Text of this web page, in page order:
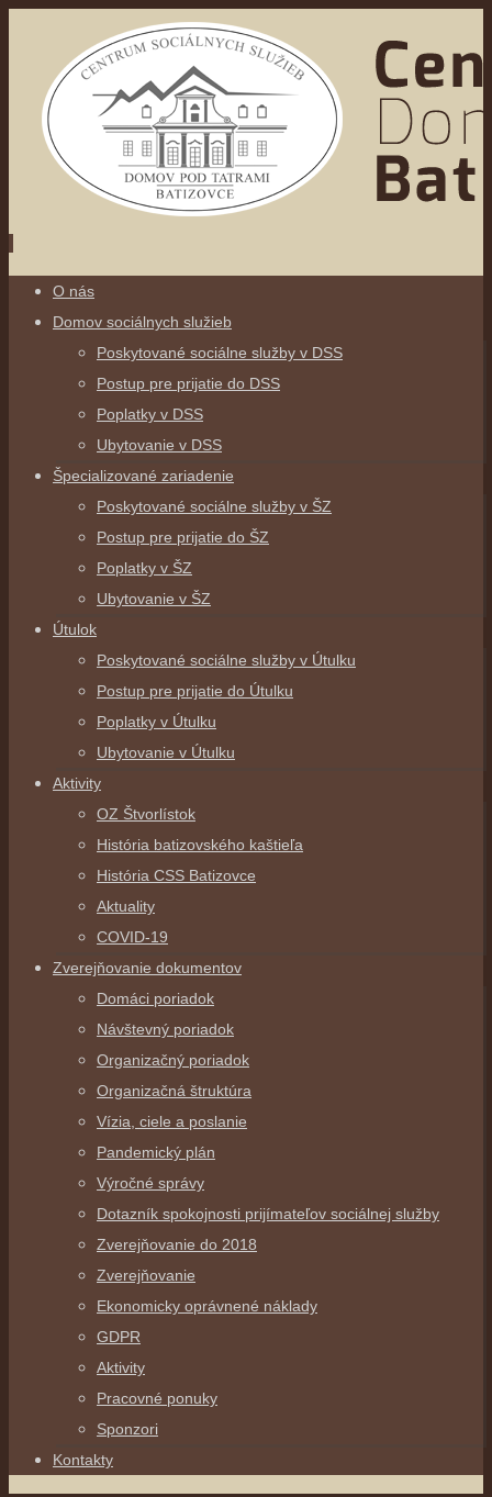
Skip
O nás
Domov sociálnych služieb
Poskytované sociálne služby v DSS
Postup pre prijatie do DSS
Poplatky v DSS
Ubytovanie v DSS
Špecializované zariadenie
Poskytované sociálne služby v ŠZ
Postup pre prijatie do ŠZ
Poplatky v ŠZ
Ubytovanie v ŠZ
Útulok
Poskytované sociálne služby v Útulku
Postup pre prijatie do Útulku
Poplatky v Útulku
Ubytovanie v Útulku
Aktivity
OZ Štvorlístok
História batizovského kaštieľa
História CSS Batizovce
Aktuality
COVID-19
Zverejňovanie dokumentov
Domáci poriadok
Návštevný poriadok
Organizačný poriadok
Organizačná štruktúra
Vízia, ciele a poslanie
Pandemický plán
Výročné správy
Dotazník spokojnosti prijímateľov sociálnej služby
Zverejňovanie do 2018
Zverejňovanie
Ekonomicky oprávnené náklady
GDPR
Aktivity
Pracovné ponuky
Sponzori
Kontakty